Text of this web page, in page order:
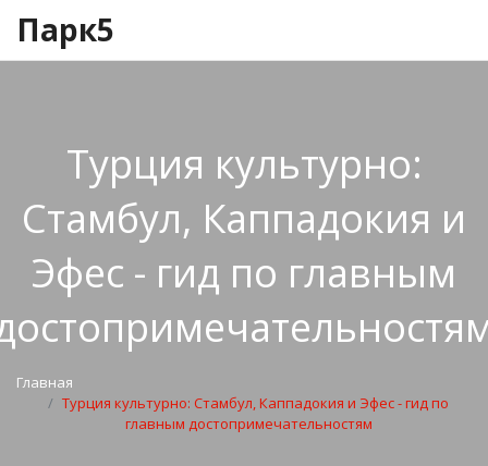
Парк5
Турция культурно:
Стамбул, Каппадокия и
Эфес - гид по главным
Главная
Турция культурно: Стамбул, Каппадокия и Эфес - гид по
главным достопримечательностям